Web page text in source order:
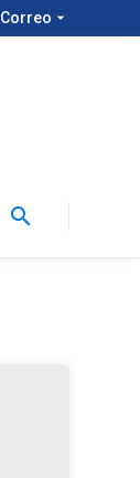
Correo arrow_drop_down
search